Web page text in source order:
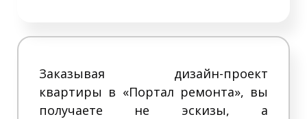
Заказывая дизайн-проект
квартиры в «Портал ремонта», вы
получаете не эскизы, а